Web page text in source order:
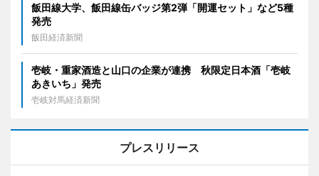
飯田線大学、飯田線缶バッジ第2弾「開運セット」など5種
発売
飯田経済新聞
壱岐・重家酒造と山口の企業が連携 秋限定日本酒「壱岐
あきいち」発売
壱岐対馬経済新聞
プレスリリース